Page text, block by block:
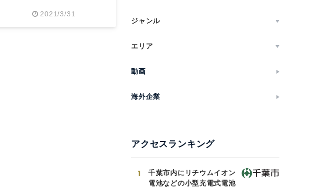
2021/3/31
ジャンル
エリア
動画
海外企業
アクセスランキング
1
千葉市内にリチウムイオン
電池などの小型充電式電池